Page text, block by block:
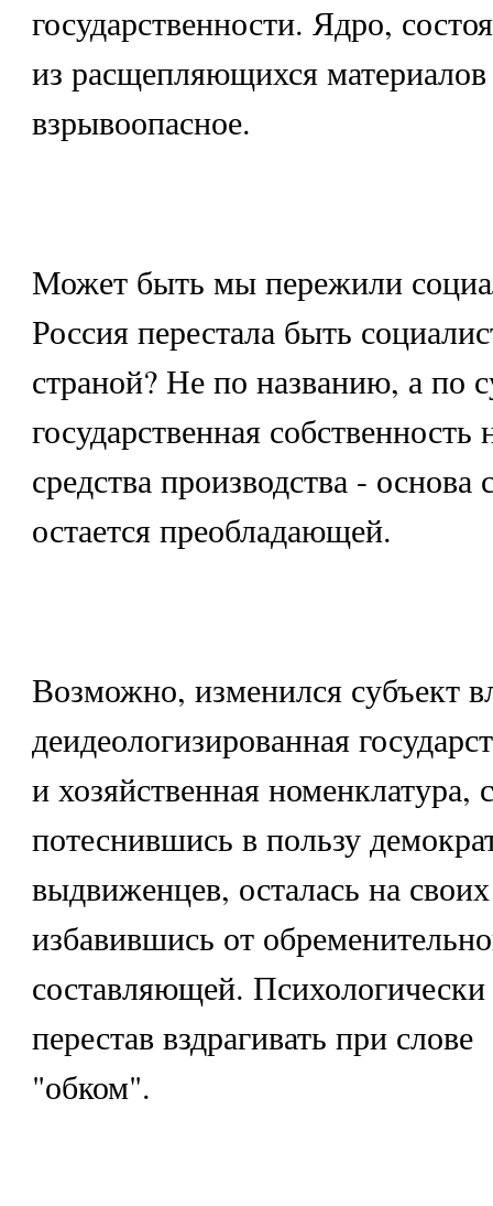
государственности. Ядро,
из расщепляющихся
взрывоопасное.
Может быть мы пережили
Россия перестала быть
страной? Не по названию, а по
государственная собственность
средства производства - основа
остается преобладающей.
Возможно, изменился субъект
деидеологизированная
и хозяйственная номенклатура,
потеснившись в пользу
выдвиженцев, осталась на
избавившись от
составляющей.
перестав вздрагивать при слове
"обком".